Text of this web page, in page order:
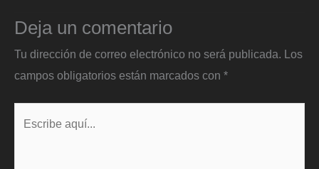
Deja un comentario
Tu dirección de correo electrónico no será publicada. Los
campos obligatorios están marcados con *